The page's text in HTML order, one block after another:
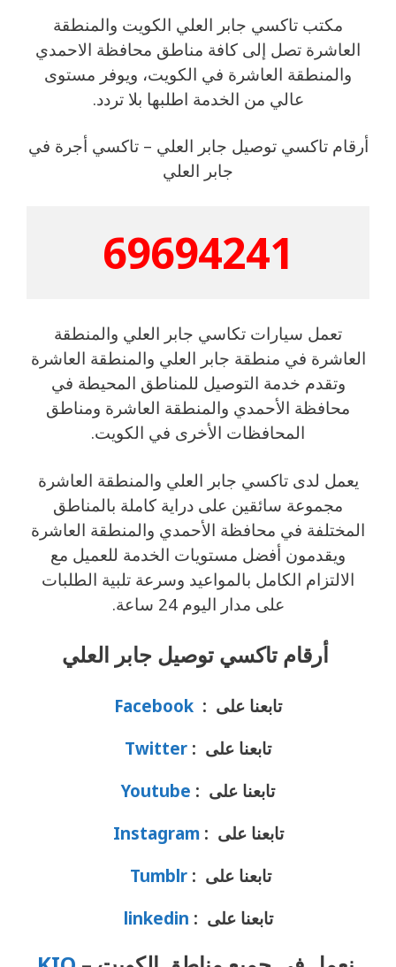
مكتب تاكسي جابر العلي الكويت والمنطقة
العاشرة تصل إلى كافة مناطق محافظة الاحمدي
والمنطقة العاشرة في الكويت، ويوفر مستوى
عالي من الخدمة اطلبها بلا تردد.
أرقام تاكسي توصيل جابر العلي – تاكسي أجرة في
جابر العلي
69694241
تعمل سيارات تكاسي جابر العلي والمنطقة
العاشرة في منطقة جابر العلي والمنطقة العاشرة
وتقدم خدمة التوصيل للمناطق المحيطة في
محافظة الأحمدي والمنطقة العاشرة ومناطق
المحافظات الأخرى في الكويت.
يعمل لدى تاكسي جابر العلي والمنطقة العاشرة
مجموعة سائقين على دراية كاملة بالمناطق
المختلفة في محافظة الأحمدي والمنطقة العاشرة
ويقدمون أفضل مستويات الخدمة للعميل مع
الالتزام الكامل بالمواعيد وسرعة تلبية الطلبات
على مدار اليوم 24 ساعة.
أرقام تاكسي توصيل جابر العلي
تابعنا على : Facebook
تابعنا على : Twitter
تابعنا على : Youtube
تابعنا على :Instagram
تابعنا على :Tumblr
تابعنا على : linkedin